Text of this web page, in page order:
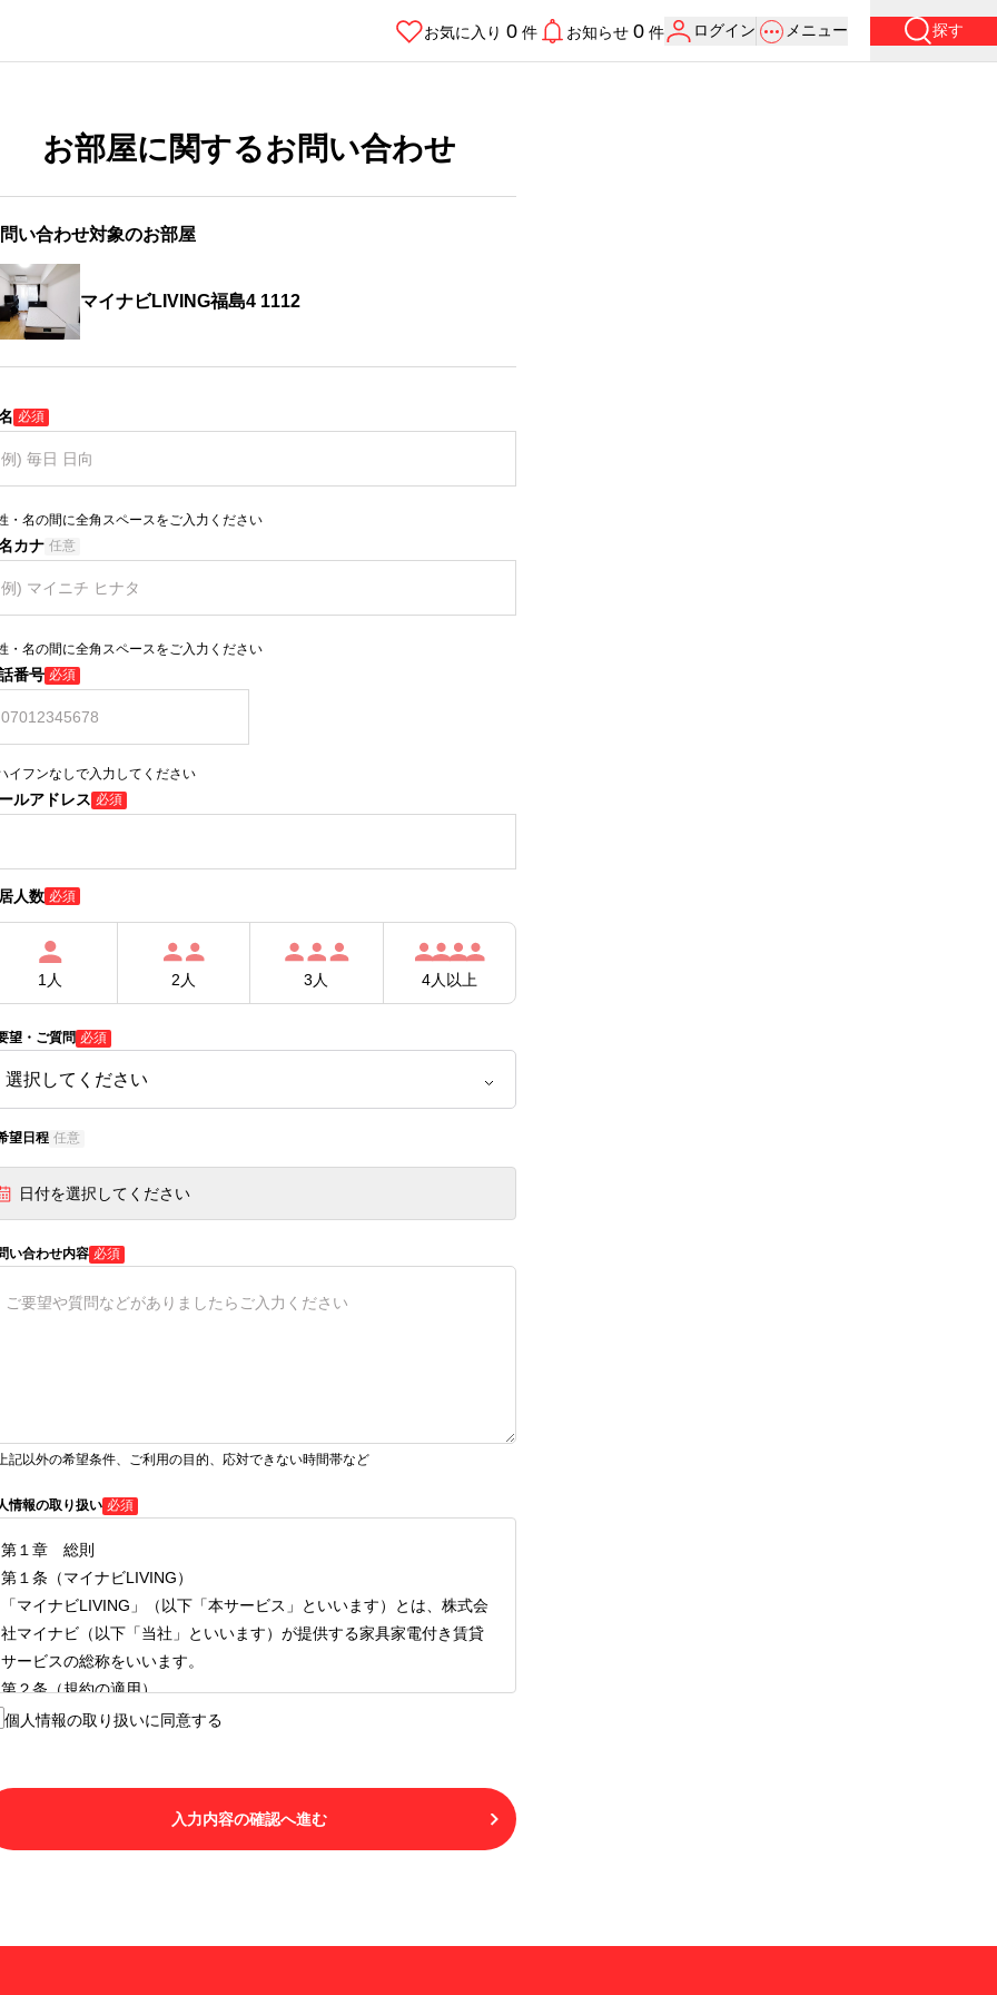
お気に入り 0 件 お知らせ 0 件 ログイン メニュー 探す
お部屋に関するお問い合わせ
い合わせ対象のお部屋
マイナビLIVING福島4 1112
必須
・名の間に全角スペースをご入力ください
カナ 任意
・名の間に全角スペースをご入力ください
番号 必須
イフンなしで入力してください
ルアドレス 必須
人数 必須
1人 2人 3人 4人以上
望・ご質問 必須
望日程 任意
日付を選択してください
い合わせ内容 必須
記以外の希望条件、ご利用の目的、応対できない時間帯など
情報の取り扱い 必須
第１章 総則
第１条（マイナビLIVING）
「マイナビLIVING」（以下「本サービス」といいます）とは、株式会
社マイナビ（以下「当社」といいます）が提供する家具家電付き賃貸
サービスの総称をいいます。
第２条（規約の適用）
１.本サービスを利用する者（以下「利用者」といいます）は、本サー
をもってのみ認められるものとし、不承諾の場合には、本サービスを
利用することはできません。
個人情報の取り扱いに同意する
入力内容の確認へ進む